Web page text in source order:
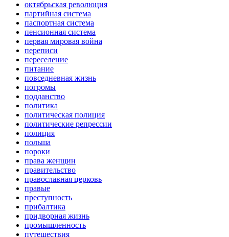
октябрьская революция
партийная система
паспортная система
пенсионная система
первая мировая война
переписи
переселение
питание
повседневная жизнь
погромы
подданство
политика
политическая полиция
политические репрессии
полиция
польша
пороки
права женщин
правительство
православная церковь
правые
преступность
прибалтика
придворная жизнь
промышленность
путешествия